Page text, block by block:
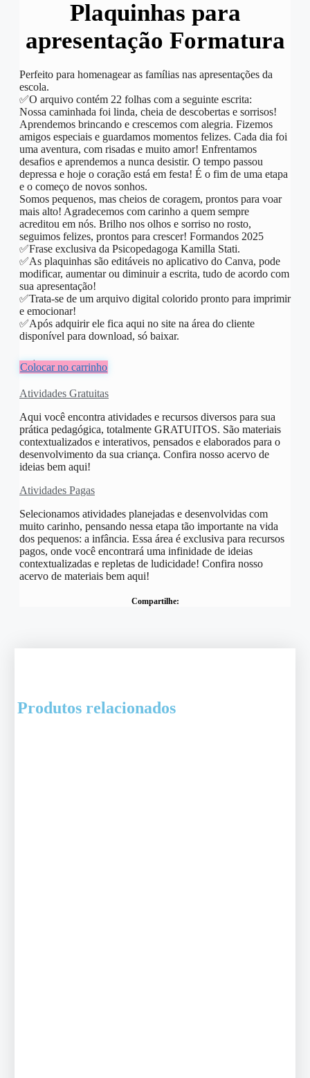
Plaquinhas para
apresentação Formatura
Perfeito para homenagear as famílias nas apresentações da
escola.
✅️O arquivo contém 22 folhas com a seguinte escrita:
Nossa caminhada foi linda, cheia de descobertas e sorrisos!
Aprendemos brincando e crescemos com alegria. Fizemos
amigos especiais e guardamos momentos felizes. Cada dia foi
uma aventura, com risadas e muito amor! Enfrentamos
desafios e aprendemos a nunca desistir. O tempo passou
depressa e hoje o coração está em festa! É o fim de uma etapa
e o começo de novos sonhos.
Somos pequenos, mas cheios de coragem, prontos para voar
mais alto! Agradecemos com carinho a quem sempre
acreditou em nós. Brilho nos olhos e sorriso no rosto,
seguimos felizes, prontos para crescer! Formandos 2025
✅️Frase exclusiva da Psicopedagoga Kamilla Stati.
✅️As plaquinhas são editáveis no aplicativo do Canva, pode
modificar, aumentar ou diminuir a escrita, tudo de acordo com
sua apresentação!
✅️Trata-se de um arquivo digital colorido pronto para imprimir
e emocionar!
✅️Após adquirir ele fica aqui no site na área do cliente
disponível para download, só baixar.
R$8,00
Colocar no carrinho
Atividades Gratuitas
Aqui você encontra atividades e recursos diversos para sua
prática pedagógica, totalmente GRATUITOS. São materiais
contextualizados e interativos, pensados e elaborados para o
desenvolvimento da sua criança. Confira nosso acervo de
ideias bem aqui!
Atividades Pagas
Selecionamos atividades planejadas e desenvolvidas com
muito carinho, pensando nessa etapa tão importante na vida
dos pequenos: a infância. Essa área é exclusiva para recursos
pagos, onde você encontrará uma infinidade de ideias
contextualizadas e repletas de ludicidade! Confira nosso
acervo de materiais bem aqui!
Compartilhe:
Produtos relacionados